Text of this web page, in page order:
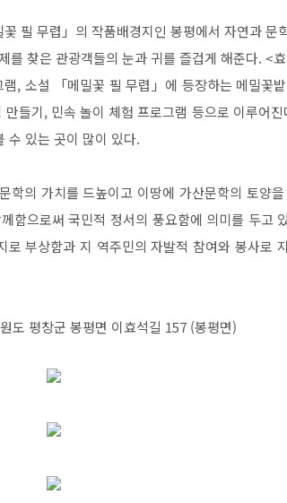
필 무렵」의 작품배경지인 봉평에서 자연과 문
를 찾은 관광객들의 눈과 귀를 즐겁게 해준다. <
, 소설 「메밀꽃 필 무렵」에 등장하는 메밀꽃
들기, 민속 놀이 체험 프로그램 등으로 이루어
수 있는 곳이 많이 있다.
학의 가치를 드높이고 이땅에 가산문학의 토양
함으로써 국민적 정서의 풍요함에 의미를 두고
부상함과 지 역주민의 자발적 참여와 봉사로
도 평창군 봉평면 이효석길 157 (봉평면)